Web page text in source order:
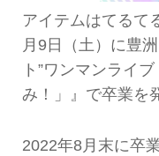
アイテムはてるて
月9日（土）に豊
ト”ワンマンライ
み！」』で卒業を
2022年8月末に卒